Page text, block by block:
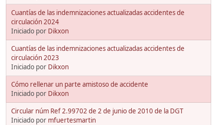
Cuantías de las indemnizaciones actualizadas accidentes de
circulación 2024
Iniciado por Dikxon
Cuantías de las indemnizaciones actualizadas accidentes de
circulación 2023
Iniciado por Dikxon
Cómo rellenar un parte amistoso de accidente
Iniciado por Dikxon
Circular núm Ref 2.99702 de 2 de junio de 2010 de la DGT
Iniciado por mfuertesmartin